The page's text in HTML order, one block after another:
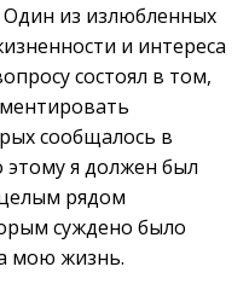
из излюбленных
и интереса
состоял в том,
сообщалось в
этому я должен был
рядом
суждено было
мою жизнь.